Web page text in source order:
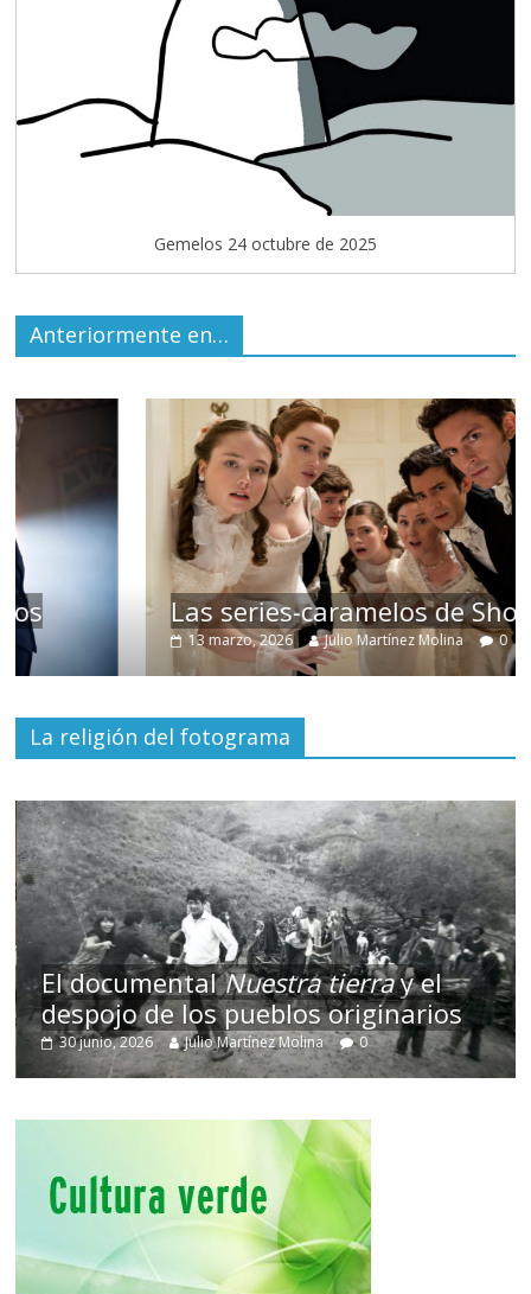
Gemelos 24 octubre de 2025
Anteriormente en…
Las series-caramelos de Shondaland
Julio Martínez Molina 0
La religión del fotograma
El documentalNuestra tierray el
despojo de los pueblos originarios
30 junio, 2026 Julio Martínez Molina 0